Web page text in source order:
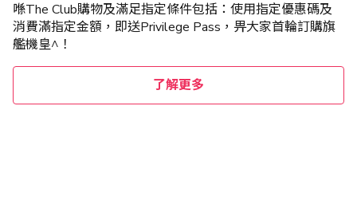
喺The Club購物及滿足指定條件包括：使用指定優惠碼及
消費滿指定金額，即送Privilege Pass，畀大家首輪訂購旗
艦機皇^！
了解更多